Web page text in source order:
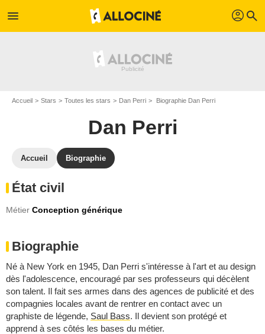
menu profil search
Accueil Stars Toutes les stars Dan Perri Biographie Dan Perri
Dan Perri
Accueil Biographie
État civil
Métier Conception générique
Biographie
Né à New York en 1945, Dan Perri s'intéresse à l'art et au design
dès l'adolescence, encouragé par ses professeurs qui décèlent
son talent. Il fait ses armes dans des agences de publicité et des
compagnies locales avant de rentrer en contact avec un
graphiste de légende, Saul Bass. Il devient son protégé et
apprend à ses côtés les bases du métier.